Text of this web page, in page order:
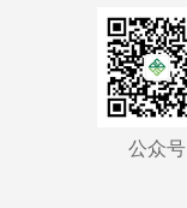
公众号